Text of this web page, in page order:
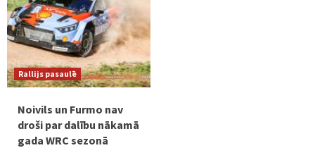
Rallijs pasaulē
Noivils un Furmo nav
droši par dalību nākamā
gada WRC sezonā